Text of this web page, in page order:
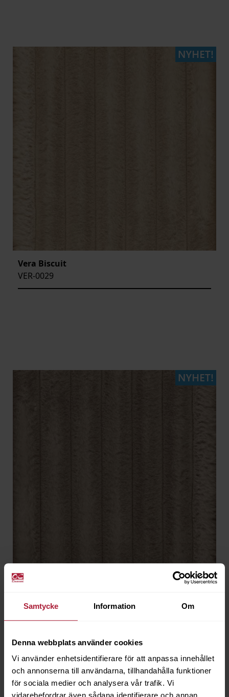
Samtycke Information Om
Denna webbplats använder cookies
Vi använder enhetsidentifierare för att anpassa innehållet
och annonserna till användarna, tillhandahålla funktioner
för sociala medier och analysera vår trafik. Vi
Vera Biscuit
VER-0029
Vera Latte